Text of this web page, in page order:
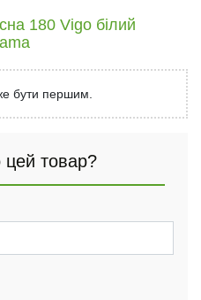
180 Vigo білий
бути першим.
товар?